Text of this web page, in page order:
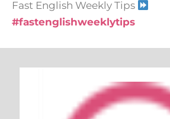
Fast English Weekly Tips
#fastenglishweeklytips